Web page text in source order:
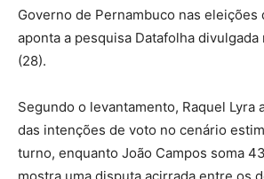
Governo de Pernambuco nas eleições
aponta a pesquisa Datafolha
(28).
Segundo o levantamento, Raquel Lyra
das intenções de voto no cenário
turno, enquanto João Campos soma